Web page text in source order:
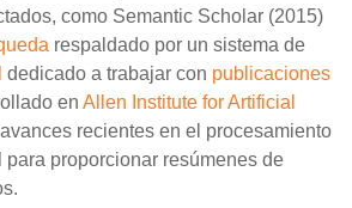
como Semantic Scholar (2015)
respaldado por un sistema de
dedicado a trabajar con publicaciones
en Allen Institute for Artificial
recientes en el procesamiento
proporcionar resúmenes de